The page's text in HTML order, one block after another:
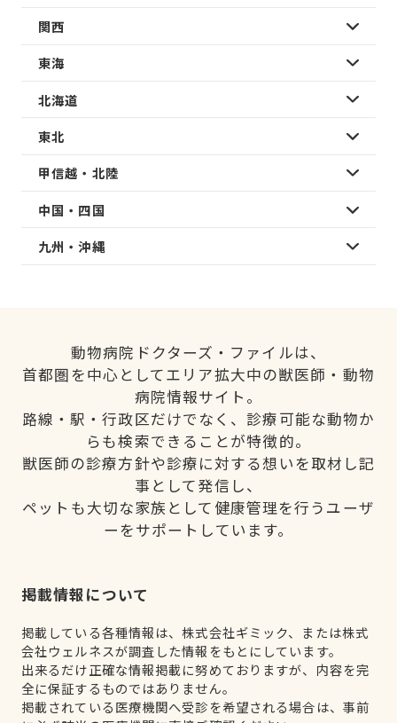
関西
東海
北海道
東北
甲信越・北陸
中国・四国
九州・沖縄
動物病院ドクターズ・ファイルは、
首都圏を中心としてエリア拡大中の獣医師・動物
病院情報サイト。
路線・駅・行政区だけでなく、診療可能な動物か
らも検索できることが特徴的。
獣医師の診療方針や診療に対する想いを取材し記
事として発信し、
ペットも大切な家族として健康管理を行うユーザ
ーをサポートしています。
掲載情報について
掲載している各種情報は、株式会社ギミック、または株式
会社ウェルネスが調査した情報をもとにしています。
出来るだけ正確な情報掲載に努めておりますが、内容を完
全に保証するものではありません。
掲載されている医療機関へ受診を希望される場合は、事前